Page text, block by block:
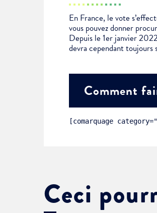
En France, le vote
vous pouvez donner
Depuis le 1er janvier
devra cependant toujours
Comment
[comarquage
Ceci